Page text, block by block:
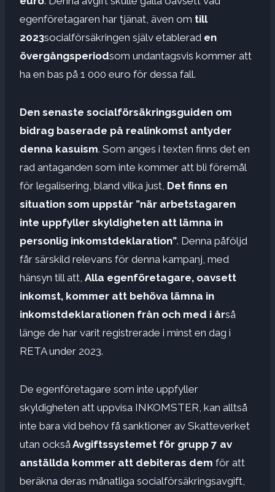
egenföretagaren har tjänat, även om till
2023socialförsäkringen själv etablerad en
övergångsperiodsom undantagsvis kommer att
ha en bas på 1 000 euro för dessa fall.
Den senaste socialförsäkringsguiden om
bidrag baserade på realinkomst antyder
denna kasuism. Som anges i texten finns det en
rad antaganden som inte kommer att bli föremål
för legalisering, bland vilka just, Det finns en
situation som uppstår ”när arbetstagaren
inte uppfyller skyldigheten att lämna in
personlig inkomstdeklaration”. Denna påföljd
får särskild relevans för denna kampanj, med
hänsyn till att, Alla egenföretagare, oavsett
inkomst, kommer att behöva lämna in
inkomstdeklarationen från och med i årså
länge de har varit registrerade i minst en dag i
RETA under 2023.
De egenföretagare som inte uppfyller
skyldigheten att uppvisa INKOMSTER, kan alltså
inte bara vid behov få sanktioner av Skatteverket
utan ocksåAvgiftssystemet för grupp 7 av
anställda kommer att debiteras dem för att
beräkna deras månatliga socialförsäkringsavgift,